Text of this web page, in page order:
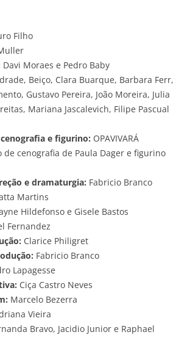
Filho
Davi Moraes e Pedro Baby
Beiço, Clara Buarque, Barbara Ferr,
Gustavo Pereira, João Moreira, Julia
Mariana Jascalevich, Filipe Pascual
e figurino: OPAVIVARÁ
de cenografia de Paula Dager e figurino
e dramaturgia: Fabricio Branco
Martins
Hildefonso e Gisele Bastos
Fernandez
Clarice Philigret
Fabricio Branco
Lapagesse
Ciça Castro Neves
Marcelo Bezerra
Vieira
Bravo, Jacidio Junior e Raphael